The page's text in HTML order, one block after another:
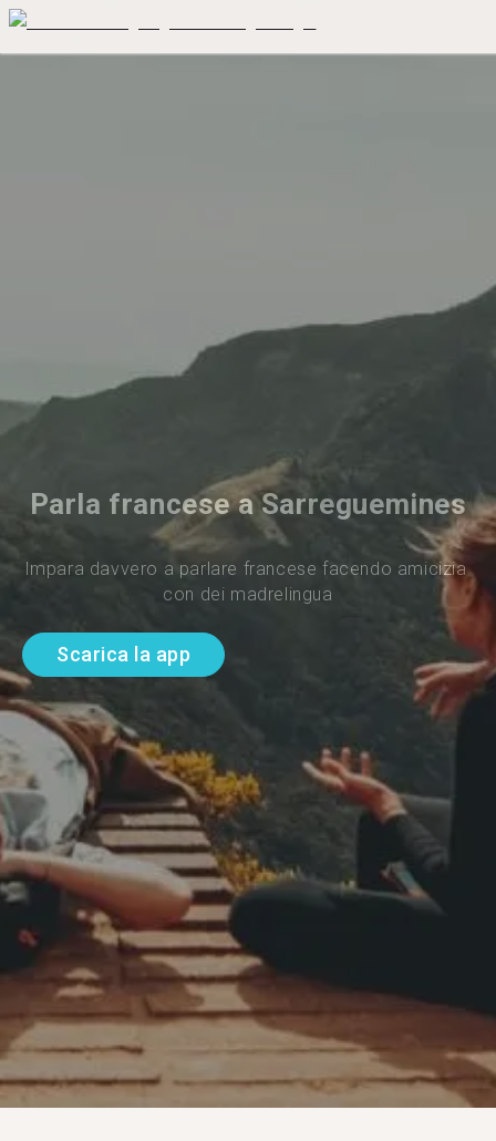
Parla francese a Sarreguemines
Impara davvero a parlare francese facendo amicizia
con dei madrelingua
Scarica la app